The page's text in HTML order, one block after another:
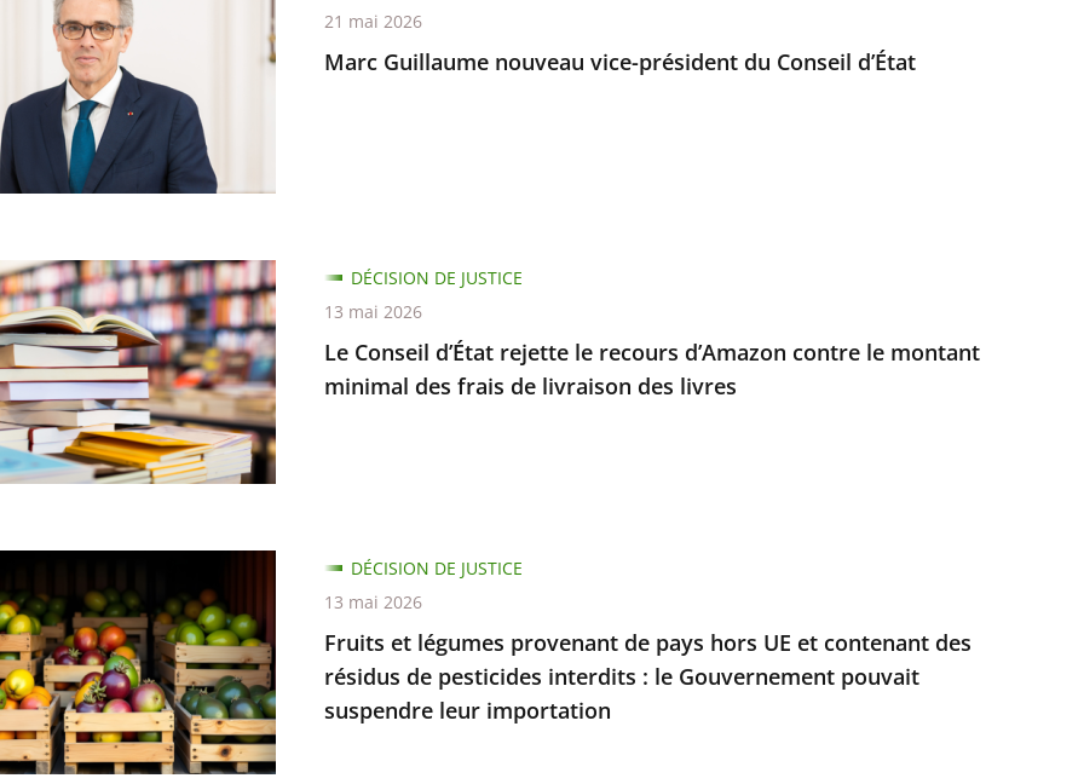
Marc Guillaume nouveau vice-président du Conseil d’État
21 mai 2026
Le Conseil d’État rejette le recours d’Amazon contre le montant
minimal des frais de livraison des livres
DÉCISION DE JUSTICE
13 mai 2026
Fruits et légumes provenant de pays hors UE et contenant des
résidus de pesticides interdits : le Gouvernement pouvait
suspendre leur importation
DÉCISION DE JUSTICE
13 mai 2026